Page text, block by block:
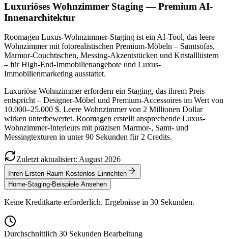
Luxuriöses Wohnzimmer Staging — Premium AI-
Innenarchitektur
Roomagen Luxus-Wohnzimmer-Staging ist ein AI-Tool, das leere
Wohnzimmer mit fotorealistischen Premium-Möbeln – Samtsofas,
Marmor-Couchtischen, Messing-Akzentstücken und Kristalllüstern
– für High-End-Immobilienangebote und Luxus-
Immobilienmarketing ausstattet.
Luxuriöse Wohnzimmer erfordern ein Staging, das ihrem Preis
entspricht – Designer-Möbel und Premium-Accessoires im Wert von
10.000–25.000 $. Leere Wohnzimmer von 2 Millionen Dollar
wirken unterbewertet. Roomagen erstellt ansprechende Luxus-
Wohnzimmer-Interieurs mit präzisen Marmor-, Samt- und
Messingtexturen in unter 90 Sekunden für 2 Credits.
Zuletzt aktualisiert: August 2026
Ihren Ersten Raum Kostenlos Einrichten
Home-Staging-Beispiele Ansehen
Keine Kreditkarte erforderlich. Ergebnisse in 30 Sekunden.
Durchschnittlich 30 Sekunden Bearbeitung